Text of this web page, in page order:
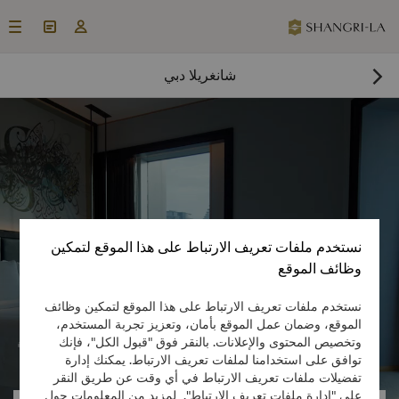



 شانغريلا دبي

احجز غرفة الآن 
نستخدم ملفات تعريف الارتباط على هذا الموقع لتمكين
وظائف الموقع
نستخدم ملفات تعريف الارتباط على هذا الموقع لتمكين وظائف
الموقع، وضمان عمل الموقع بأمان، وتعزيز تجربة المستخدم،
وتخصيص المحتوى والإعلانات. بالنقر فوق "قبول الكل"، فإنك
توافق على استخدامنا لملفات تعريف الارتباط. يمكنك إدارة
تفضيلات ملفات تعريف الارتباط في أي وقت عن طريق النقر
على "إدارة ملفات تعريف الارتباط". لمزيد من المعلومات حول